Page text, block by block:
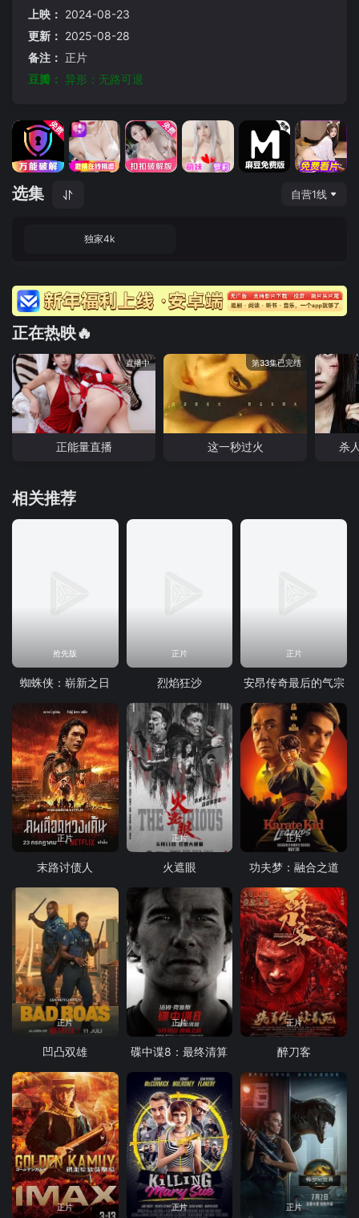
上映： 2024-08-23
更新： 2025-08-28
备注： 正片
豆瓣： 异形：无路可退
选集 自营1线
独家4k
正在热映🔥
直播中
正能量直播
第33集已完结
这一秒过火 杀
相关推荐
抢先版
蜘蛛侠：崭新之日
正片
烈焰狂沙
正片
安昂传奇最后的气宗
正片
末路讨债人
正片
火遮眼
正片
功夫梦：融合之道
正片
凹凸双雄
正片
碟中谍8：最终清算
正片
醉刀客
正片 正片 正片